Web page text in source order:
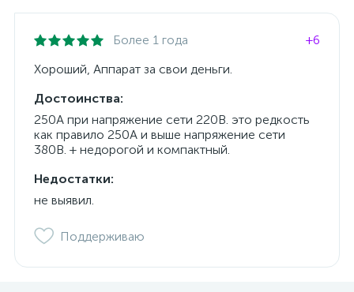
Более 1 года
+6
Хороший, Аппарат за свои деньги.
Достоинства:
250А при напряжение сети 220В. это редкость
как правило 250А и выше напряжение сети
380В. + недорогой и компактный.
Недостатки:
не выявил.
Поддерживаю